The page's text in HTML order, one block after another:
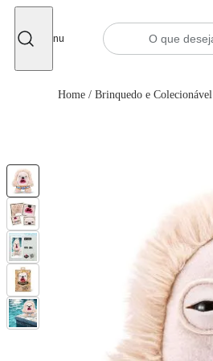
Menu
Home / Brinquedo e Colecionável